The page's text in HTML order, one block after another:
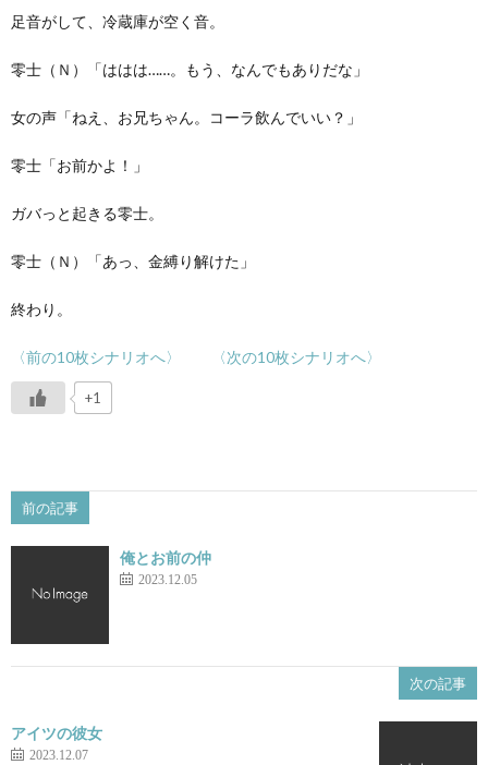
足音がして、冷蔵庫が空く音。
零士（Ｎ）「ははは……。もう、なんでもありだな」
女の声「ねえ、お兄ちゃん。コーラ飲んでいい？」
零士「お前かよ！」
ガバっと起きる零士。
零士（Ｎ）「あっ、金縛り解けた」
終わり。
〈前の10枚シナリオへ〉 〈次の10枚シナリオへ〉
+1
前の記事
俺とお前の仲
2023.12.05
次の記事
アイツの彼女
2023.12.07